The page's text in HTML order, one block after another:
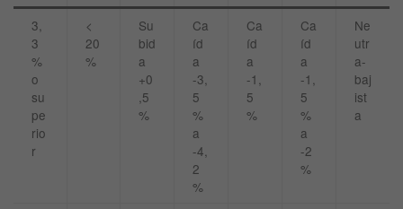
3,
3
%
o
su
pe
rio
r
<
20
%
Su
bid
a
+0
,5
%
Ca
íd
a
-3,
5
%
a
-4,
2
%
Ca
íd
a
-1,
5
%
Ca
íd
a
-1,
5
%
a
-2
%
Ne
utr
a-
baj
ist
a